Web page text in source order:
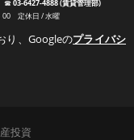
)☎︎03-6427-4888 (賃貸管理部)
00 定休日 / 水曜
り、Googleのプライバシ
投資